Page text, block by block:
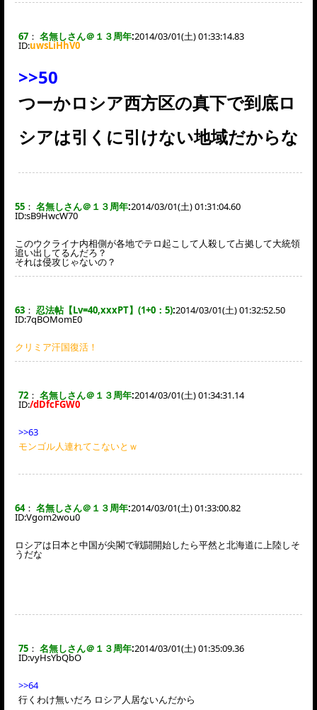
67 ： 名無しさん＠１３周年:2014/03/01(土) 01:33:14.83
ID:uwsLiHhV0
>>50
つーかロシア西方区の真下で到底ロ
シアは引くに引けない地域だからな
55 ： 名無しさん＠１３周年:2014/03/01(土) 01:31:04.60
ID:sB9HwcW70
このウクライナ内相側が各地でテロ起こして人殺して占拠して大統領
追い出してるんだろ？
それは侵攻じゃないの？
63 ： 忍法帖【Lv=40,xxxPT】(1+0：5):2014/03/01(土) 01:32:52.50
ID:7qBOMomE0
クリミア汗国復活！
72 ： 名無しさん＠１３周年:2014/03/01(土) 01:34:31.14
ID:/dDfcFGW0
>>63
モンゴル人連れてこないとｗ
64： 名無しさん＠１３周年:2014/03/01(土) 01:33:00.82
ID:Vgom2wou0
ロシアは日本と中国が尖閣で戦闘開始したら平然と北海道に上陸しそ
うだな
75 ： 名無しさん＠１３周年:2014/03/01(土) 01:35:09.36
ID:vyHsYbQbO
>>64
行くわけ無いだろ ロシア人居ないんだから